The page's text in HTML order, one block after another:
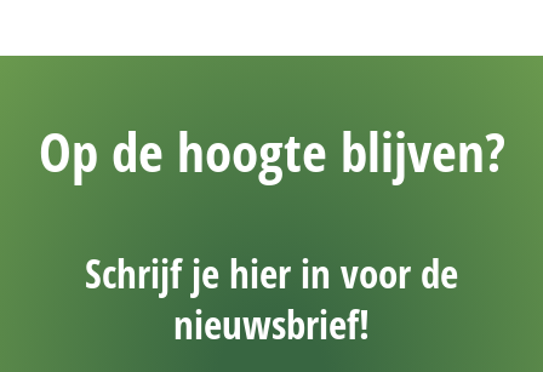
Op de hoogte blijven?
Schrijf je hier in voor de
nieuwsbrief!